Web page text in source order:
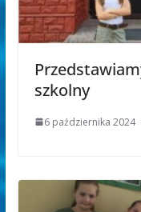
szkolny
6 października 2024